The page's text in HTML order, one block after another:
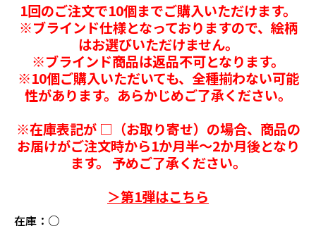
1回のご注文で10個までご購入いただけます。
※ブラインド仕様となっておりますので、絵柄
はお選びいただけません。
※ブラインド商品は返品不可となります。
※10個ご購入いただいても、全種揃わない可能
性があります。あらかじめご了承ください。
※在庫表記が □（お取り寄せ）の場合、商品の
お届けがご注文時から1か月半～2か月後となり
ます。 予めご了承ください。
＞第1弾はこちら
在庫： ○